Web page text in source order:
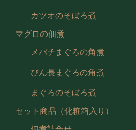
カツオのそぼろ煮
マグロの佃煮
メバチまぐろの角煮
びん長まぐろの角煮
まぐろのそぼろ煮
セット商品（化粧箱入り）